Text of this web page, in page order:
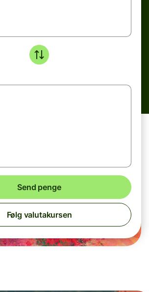
Send penge
Følg valutakursen